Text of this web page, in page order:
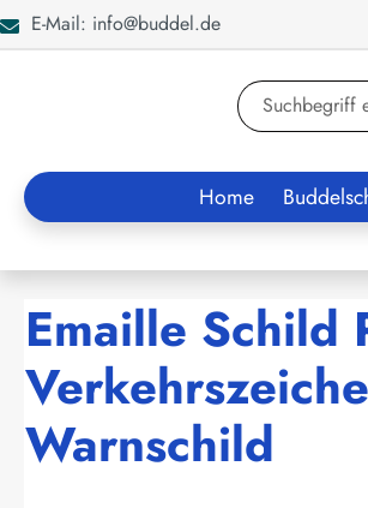
Zur Suche springen
E-Mail: info@buddel.de
Home
Emaille Schild
Warnschild